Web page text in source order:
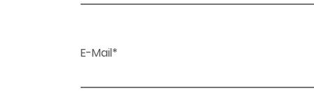
E-Mail*